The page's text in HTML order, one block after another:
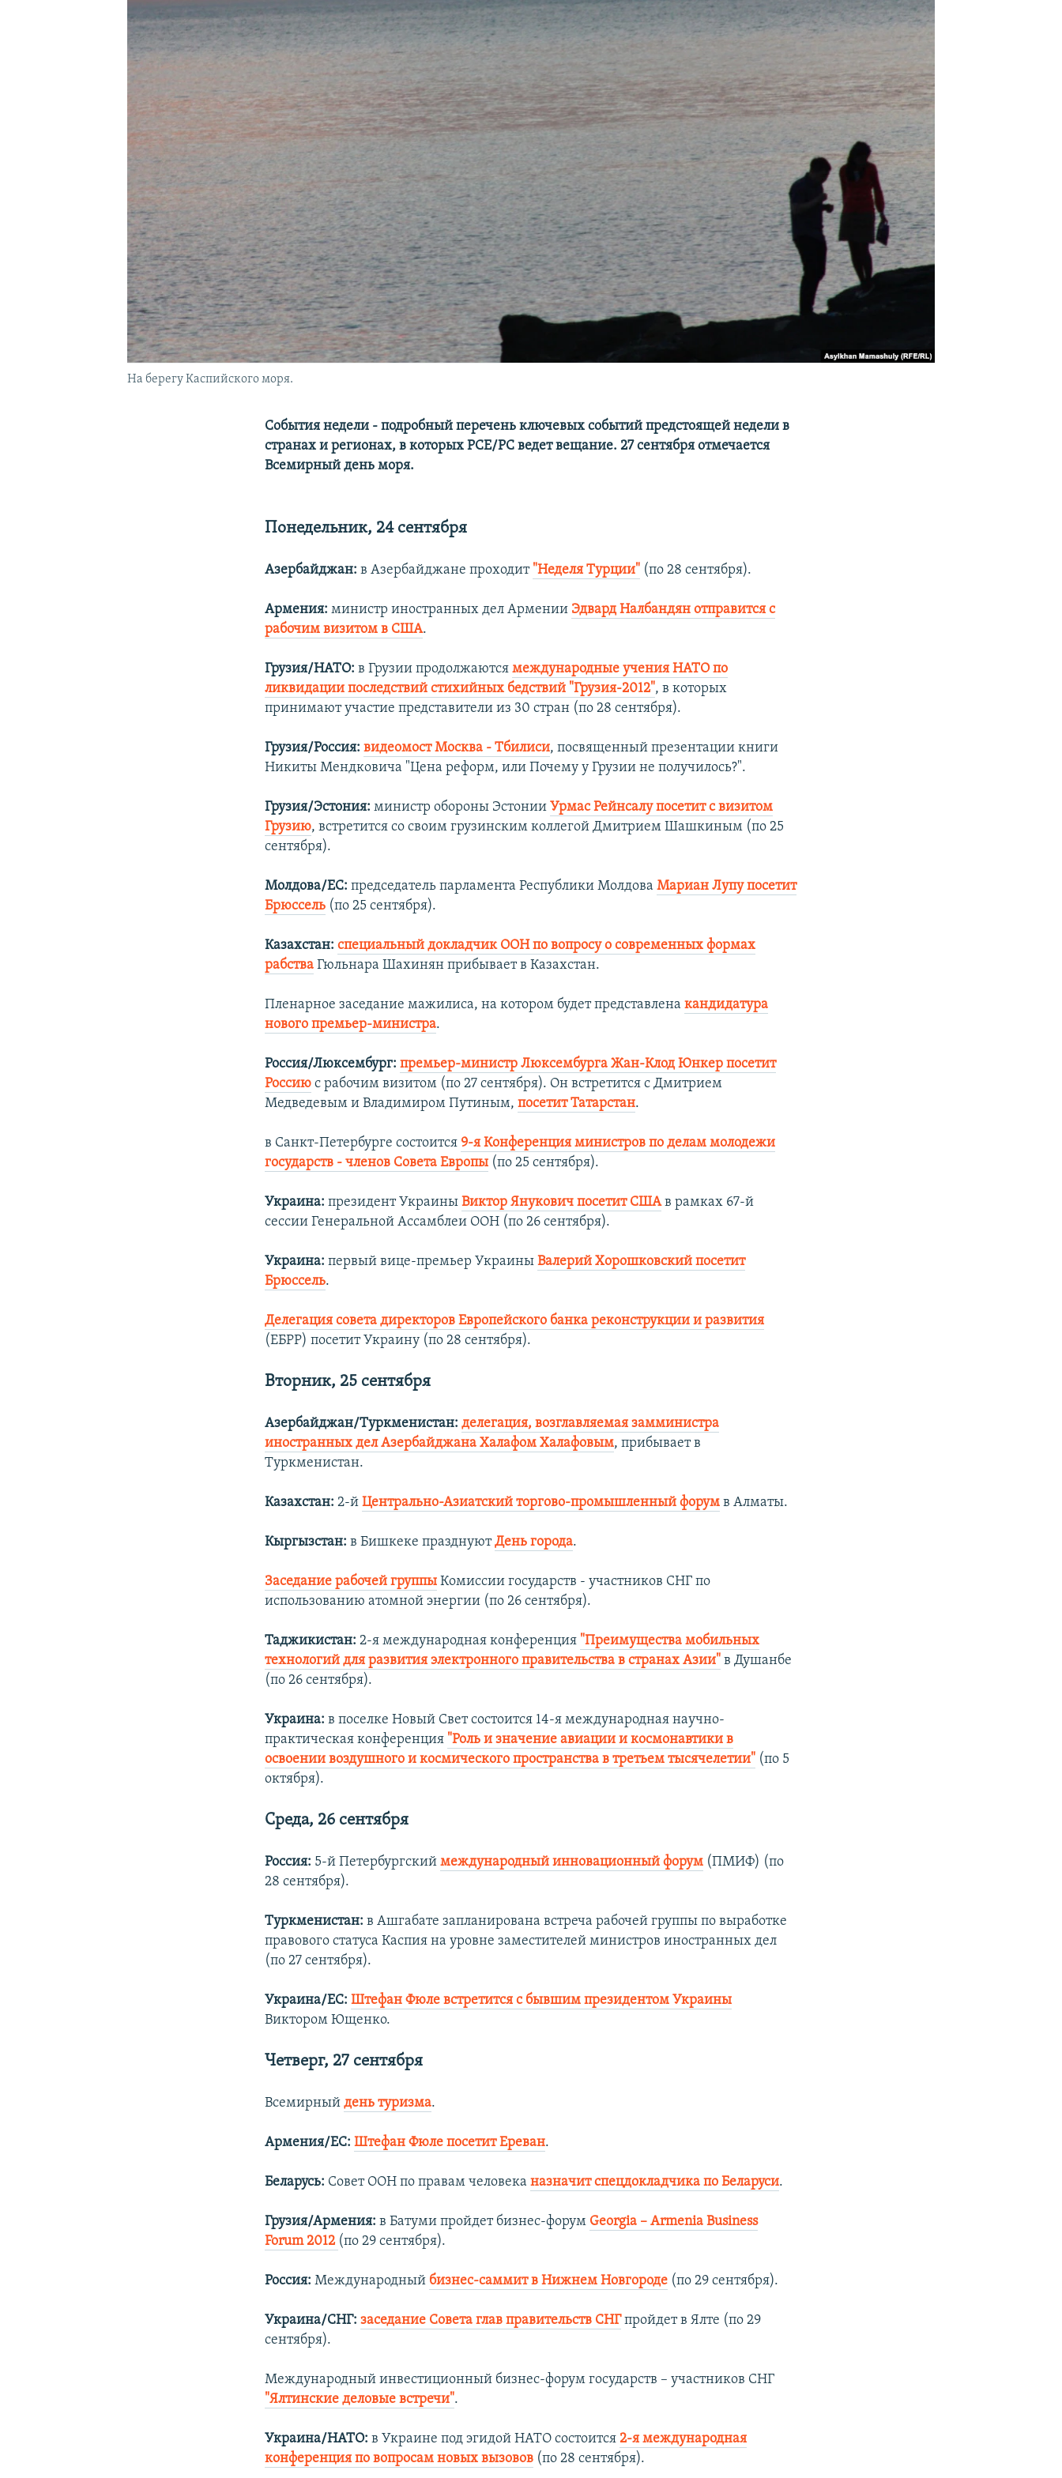
На берегу Каспийского моря.
События недели - подробный перечень ключевых событий предстоящей недели в
странах и регионах, в которых РСЕ/РС ведет вещание. 27 сентября отмечается
Всемирный день моря.
Понедельник, 24 сентября
Азербайджан: в Азербайджане проходит "Неделя Турции" (по 28 сентября).
Армения: министр иностранных дел Армении Эдвард Налбандян отправится с
рабочим визитом в США.
Грузия/НАТО: в Грузии продолжаютсямеждународные учения НАТО по
ликвидации последствий стихийных бедствий "Грузия-2012", в которых
принимают участие представители из 30 стран (по 28 сентября).
Грузия/Россия: видеомост Москва - Тбилиси, посвященный презентации книги
Никиты Мендковича "Цена реформ, или Почему у Грузии не получилось?".
Грузия/Эстония:министр обороны ЭстонииУрмас Рейнсалу посетит с визитом
Грузию, встретится со своим грузинским коллегой Дмитрием Шашкиным (по 25
сентября).
Молдова/ЕС: председатель парламента Республики МолдоваМариан Лупу посетит
Брюссель (по 25 сентября).
Казахстан: специальный докладчик ООН по вопросу о современных формах
рабства Гюльнара Шахинян прибывает в Казахстан.
Пленарное заседание мажилиса, на котором будет представленакандидатура
нового премьер-министра.
Россия/Люксембург: премьер-министр Люксембурга Жан-Клод Юнкер посетит
Россию с рабочим визитом (по 27 сентября). Он встретится с Дмитрием
Медведевым и Владимиром Путиным,посетит Татарстан.
в Санкт-Петербурге состоится 9-я Конференция министров по делам молодежи
государств - членов Совета Европы (по 25 сентября).
Украина: президент УкраиныВиктор Янукович посетит СШАв рамках 67-й
сессии Генеральной Ассамблеи ООН (по 26 сентября).
Украина: первый вице-премьер УкраиныВалерий Хорошковский посетит
Брюссель.
Делегация совета директоров Европейского банка реконструкции и развития
(ЕБРР) посетит Украину (по 28 сентября).
Вторник, 25 сентября
Азербайджан/Туркменистан: делегация, возглавляемая замминистра
иностранных дел Азербайджана Халафом Халафовым, прибывает в
Туркменистан.
Казахстан: 2-йЦентрально-Азиатский торгово-промышленный форум в Алматы.
Кыргызстан: в Бишкеке празднуютДень города.
Заседание рабочей группы Комиссии государств - участников СНГ по
использованию атомной энергии (по 26 сентября).
Таджикистан: 2-я международная конференция "Преимущества мобильных
технологий для развития электронного правительства в странах Азии" в Душанбе
(по 26 сентября).
Украина: в поселке Новый Свет состоится 14-я международная научно-
практическая конференция "Роль и значение авиации и космонавтики в
освоении воздушного и космического пространства в третьем тысячелетии" (по 5
октября).
Среда, 26 сентября
Россия: 5-й Петербургскиймеждународный инновационный форум (ПМИФ) (по
28 сентября).
Туркменистан: в Ашгабате запланирована встреча рабочей группы по выработке
правового статуса Каспия на уровне заместителей министров иностранных дел
(по 27 сентября).
Украина/ЕС: Штефан Фюлевстретится с бывшим президентом Украины
Виктором Ющенко.
Четверг, 27 сентября
Всемирныйдень туризма.
Армения/ЕС: Штефан Фюле посетитЕреван.
Беларусь: Совет ООН по правам человеканазначит спецдокладчика по Беларуси.
Грузия/Армения: в Батуми пройдет бизнес-форум Georgia – Armenia Business
Forum 2012 (по 29 сентября).
Россия: Международный бизнес-саммит в Нижнем Новгороде (по 29 сентября).
Украина/СНГ: заседание Совета глав правительств СНГпройдет в Ялте (по 29
сентября).
Международный инвестиционный бизнес-форум государств – участников СНГ
"Ялтинские деловые встречи".
Украина/НАТО: в Украине под эгидой НАТО состоится2-я международная
конференция по вопросам новых вызовов (по 28 сентября).